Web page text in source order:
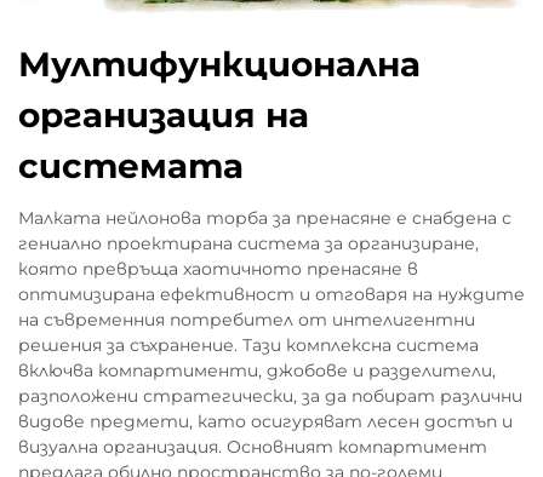
Мултифункционална
организация на
системата
Малката нейлонова торба за пренасяне е снабдена с
гениално проектирана система за организиране,
която превръща хаотичното пренасяне в
оптимизирана ефективност и отговаря на нуждите
на съвременния потребител от интелигентни
решения за съхранение. Тази комплексна система
включва компартименти, джобове и разделители,
разположени стратегически, за да побират различни
видове предмети, като осигуряват лесен достъп и
визуална организация. Основният компартимент
предлага обилно пространство за по-големи